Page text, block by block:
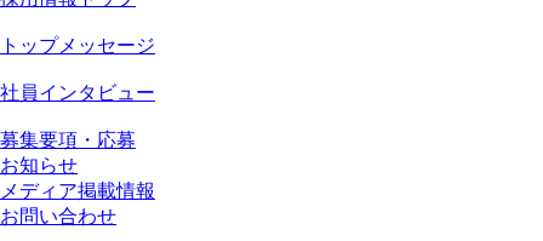
トップメッセージ
社員インタビュー
募集要項・応募
お知らせ
メディア掲載情報
お問い合わせ